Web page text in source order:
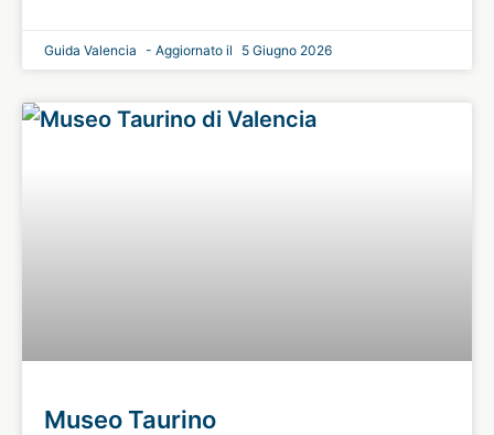
Guida Valencia 5 Giugno 2026
Museo Taurino